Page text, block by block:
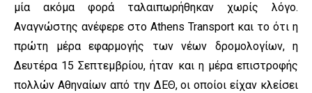
μία ακόμα φορά ταλαιπωρήθηκαν χωρίς λόγο.
Αναγνώστης ανέφερε στο Athens Transport και το ότι η
πρώτη μέρα εφαρμογής των νέων δρομολογίων, η
Δευτέρα 15 Σεπτεμβρίου, ήταν και η μέρα επιστροφής
πολλών Αθηναίων από την ΔΕΘ, οι οποίοι είχαν κλείσει